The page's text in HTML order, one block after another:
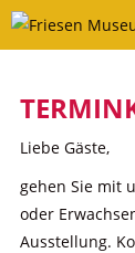
Skip
Liebe Gäste,
gehen Sie mit
oder
Ausstellung.